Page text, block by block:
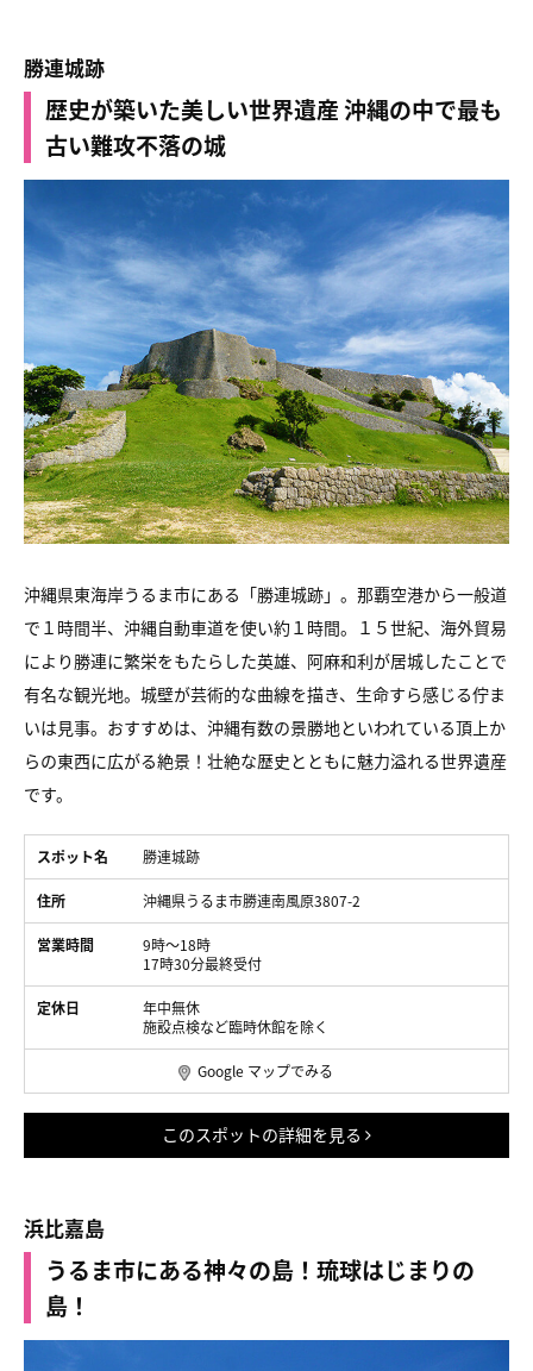
勝連城跡
歴史が築いた美しい世界遺産 沖縄の中で最も
古い難攻不落の城
沖縄県東海岸うるま市にある「勝連城跡」。那覇空港から一般道
で１時間半、沖縄自動車道を使い約１時間。１５世紀、海外貿易
により勝連に繁栄をもたらした英雄、阿麻和利が居城したことで
有名な観光地。城壁が芸術的な曲線を描き、生命すら感じる佇ま
いは見事。おすすめは、沖縄有数の景勝地といわれている頂上か
らの東西に広がる絶景！壮絶な歴史とともに魅力溢れる世界遺産
です。
スポット名 勝連城跡
住所 沖縄県うるま市勝連南風原3807-2
営業時間
9時～18時
17時30分最終受付
定休日
年中無休
施設点検など臨時休館を除く
Google マップでみる
このスポットの詳細を見る
浜比嘉島
うるま市にある神々の島！琉球はじまりの
島！